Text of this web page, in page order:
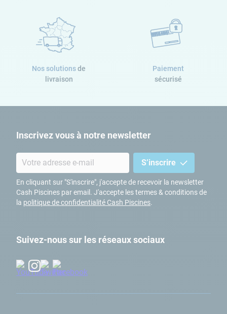
Nombre de colis
Nos solutionsde
livraison
Paiement
sécurisé
Inscrivez vous à notre newsletter
S’inscrire
En cliquant sur "S'inscrire", j'accepte de recevoir la newsletter
Cash Piscines par email. J'accepte les termes & conditions de
la politique de confidentialité Cash Piscines.
Suivez-nous sur les réseaux sociaux